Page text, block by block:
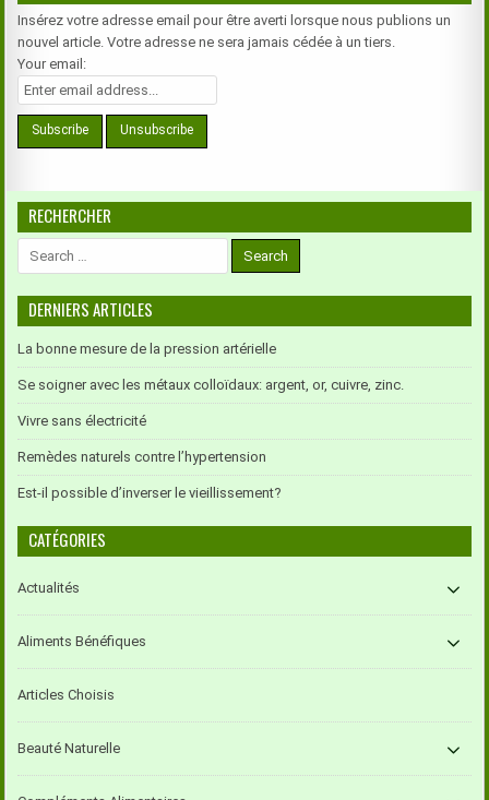
Insérez votre adresse email pour être averti lorsque nous publions un
nouvel article. Votre adresse ne sera jamais cédée à un tiers.
Your email:
RECHERCHER
DERNIERS ARTICLES
La bonne mesure de la pression artérielle
Se soigner avec les métaux colloïdaux: argent, or, cuivre, zinc.
Vivre sans électricité
Remèdes naturels contre l’hypertension
Est-il possible d’inverser le vieillissement?
CATÉGORIES
Actualités
Aliments Bénéfiques
Articles Choisis
Beauté Naturelle